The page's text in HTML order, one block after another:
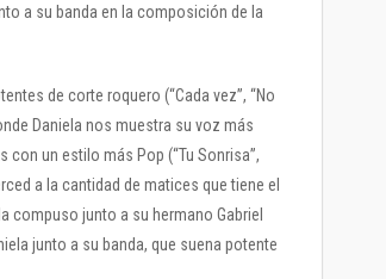
a su banda en la composición de la
de corte roquero (“Cada vez”, “No
Daniela nos muestra su voz más
con un estilo más Pop (“Tu Sonrisa”,
a la cantidad de matices que tiene el
compuso junto a su hermano Gabriel
junto a su banda, que suena potente